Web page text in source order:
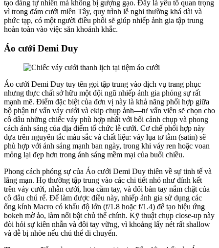
tạo dáng tự nhiên mà không bị gượng gạo. Đây là yếu tố quan trọng
vì trong đám cưới miền Tây, quy trình lễ nghi thường khá dài và
phức tạp, có một người điều phối sẽ giúp nhiếp ảnh gia tập trung
hoàn toàn vào việc săn khoảnh khắc.
Áo cưới Demi Duy
Áo cưới Demi Duy tuy tên gọi tập trung vào dịch vụ trang phục
nhưng thực chất sở hữu một đội ngũ nhiếp ảnh gia phóng sự rất
mạnh mẽ. Điểm đặc biệt của đơn vị này là khả năng phối hợp giữa
bộ phận tư vấn váy cưới và ekip chụp ảnh—tư vấn viên sẽ chọn cho
cô dâu những chiếc váy phù hợp nhất với bối cảnh chụp và phong
cách ánh sáng của địa điểm tổ chức lễ cưới. Cơ chế phối hợp này
dựa trên nguyên tắc màu sắc và chất liệu: váy lụa tơ tằm (satin) sẽ
phù hợp với ánh sáng mạnh ban ngày, trong khi váy ren hoặc voan
mỏng lại đẹp hơn trong ánh sáng mềm mại của buổi chiều.
Phong cách phóng sự của Áo cưới Demi Duy thiên về sự tinh tế và
lãng mạn. Họ thường tập trung vào các chi tiết nhỏ như đính kết
trên váy cưới, nhẫn cưới, hoa cầm tay, và đôi bàn tay nắm chặt của
cô dâu chú rể. Để làm được điều này, nhiếp ảnh gia sử dụng các
ống kính Macro có khẩu độ lớn (f/1.8 hoặc f/1.4) để tạo hiệu ứng
bokeh mờ ảo, làm nổi bật chủ thể chính. Kỹ thuật chụp close-up này
đòi hỏi sự kiên nhẫn và đôi tay vững, vì khoảng lấy nét rất shallow
và dễ bị nhòe nếu chủ thể di chuyển.